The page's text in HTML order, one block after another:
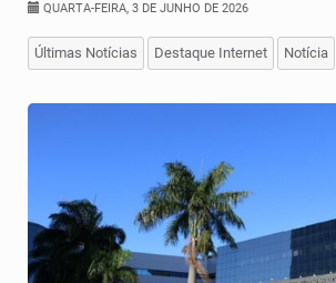
QUARTA-FEIRA, 3 DE JUNHO DE 2026
Últimas Notícias Destaque Internet Notícia